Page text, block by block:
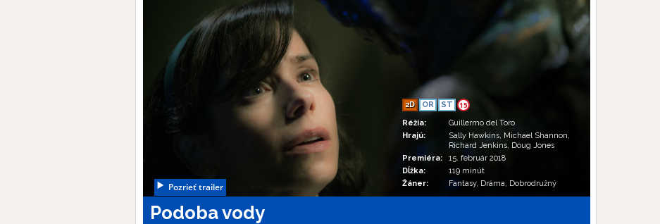
Pozrieť trailer
2D OR ST 15
Réžia:
Guillermo del Toro
Hrajú:
Sally Hawkins, Michael Shannon,
Richard Jenkins, Doug Jones
Premiéra:
15. február 2018
Dĺžka:
119 minút
Žáner:
Fantasy, Dráma, Dobrodružný
Podoba vody